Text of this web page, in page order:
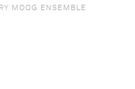
MOOG ENSEMBLE